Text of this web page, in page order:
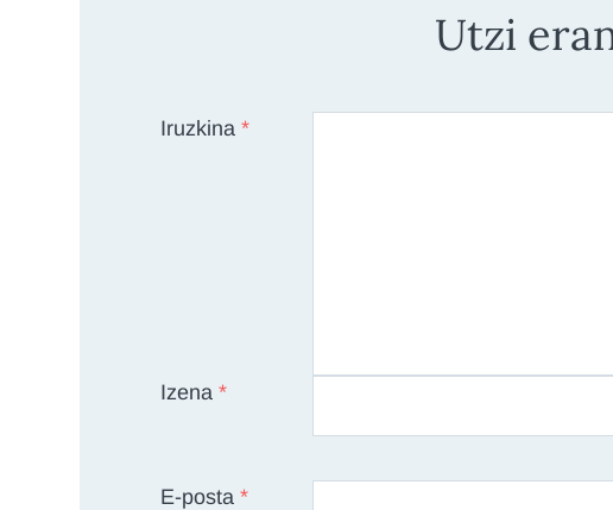
Utzi
Iruzkina *
Izena *
E-posta *